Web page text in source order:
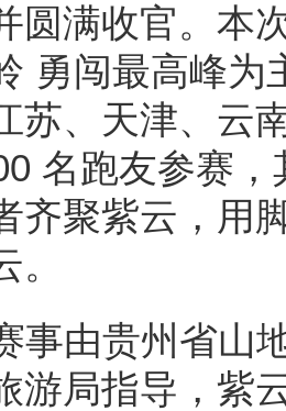
圆满收官。本
勇闯最高峰
苏、天津、云
名跑友参赛
齐聚紫云，用
由贵州省山地
游局指导，紫